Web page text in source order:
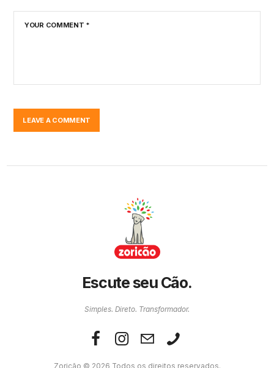
Escute seu Cão.
Simples. Direto. Transformador.